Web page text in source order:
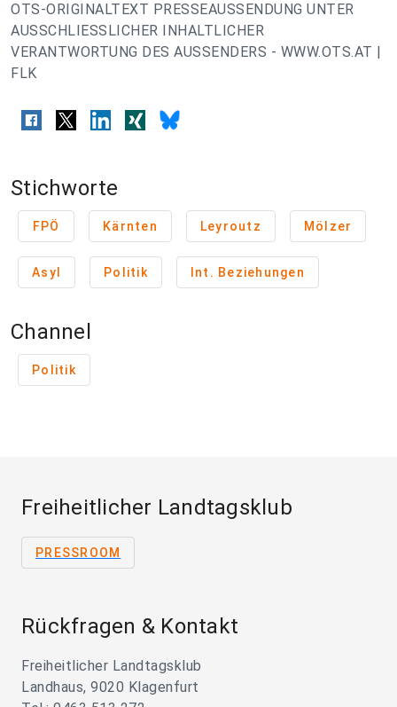
OTS-ORIGINALTEXT PRESSEAUSSENDUNG UNTER
AUSSCHLIESSLICHER INHALTLICHER
VERANTWORTUNG DES AUSSENDERS - WWW.OTS.AT |
FLK
Stichworte
FPÖ Kärnten Leyroutz Mölzer
Asyl Politik Int. Beziehungen
Channel
Politik
Freiheitlicher Landtagsklub
PRESSROOM
Rückfragen & Kontakt
Freiheitlicher Landtagsklub
Landhaus, 9020 Klagenfurt